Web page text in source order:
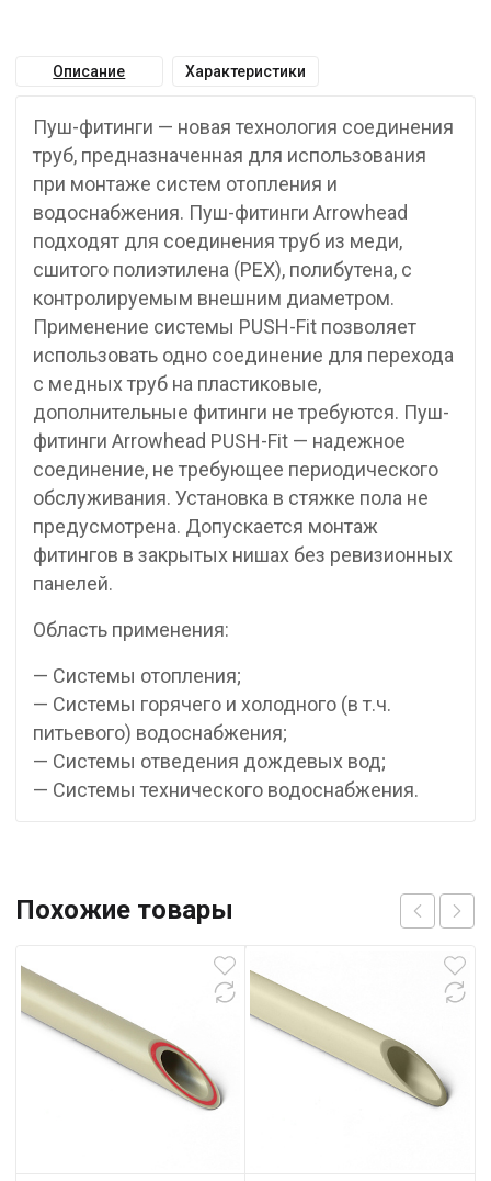
Описание Характеристики
Пуш-фитинги — новая технология соединения
труб, предназначенная для использования
при монтаже систем отопления и
водоснабжения. Пуш-фитинги Arrowhead
подходят для соединения труб из меди,
сшитого полиэтилена (РЕХ), полибутена, с
контролируемым внешним диаметром.
Применение системы PUSH-Fit позволяет
использовать одно соединение для перехода
с медных труб на пластиковые,
дополнительные фитинги не требуются. Пуш-
фитинги Arrowhead PUSH-Fit — надежное
соединение, не требующее периодического
обслуживания. Установка в стяжке пола не
предусмотрена. Допускается монтаж
фитингов в закрытых нишах без ревизионных
панелей.
Область применения:
— Системы отопления;
— Системы горячего и холодного (в т.ч.
питьевого) водоснабжения;
— Системы отведения дождевых вод;
— Системы технического водоснабжения.
Похожие товары